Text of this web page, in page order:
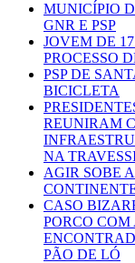
MUNICÍPIO
GNR E PSP
JOVEM DE
PROCESSO
PSP DE
BICICLETA
REUNIRAM
NA
AGIR SOBE
CASO
PORCO
PÃO DE LÓ